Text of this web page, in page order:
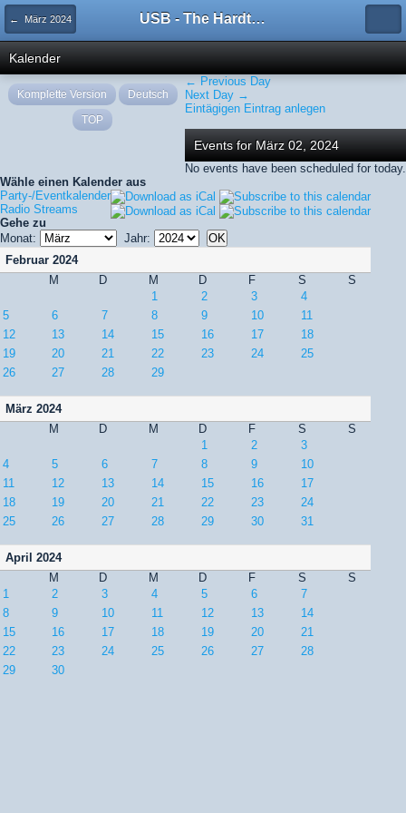
← März 2024 USB - The Hardtechno Family
Kalender
← Previous Day
Next Day →
Eintägigen Eintrag anlegen
Events for März 02, 2024
No events have been scheduled for today.
Wähle einen Kalender aus
Party-/Eventkalender
Radio Streams
Gehe zu
Monat:
Jahr:
Februar 2024
M
D M D F S
S
1
2 3
4
5
6 7 8 9 10
11
12
13 14 15 16 17
18
19
20 21 22 23 24
25
26
27 28 29
März 2024
M
D M D F S
S
1
2
3
4
5 6 7 8 9
10
11
12 13 14 15 16
17
18
19 20 21 22 23
24
25
26 27 28 29 30 31
April 2024
M
D M D F S
S
1
2 3 4 5 6
7
8
9 10 11 12 13
14
15
16 17 18 19 20
21
22
23 24 25 26 27
28
29
30
Komplette Version
Deutsch
TOP